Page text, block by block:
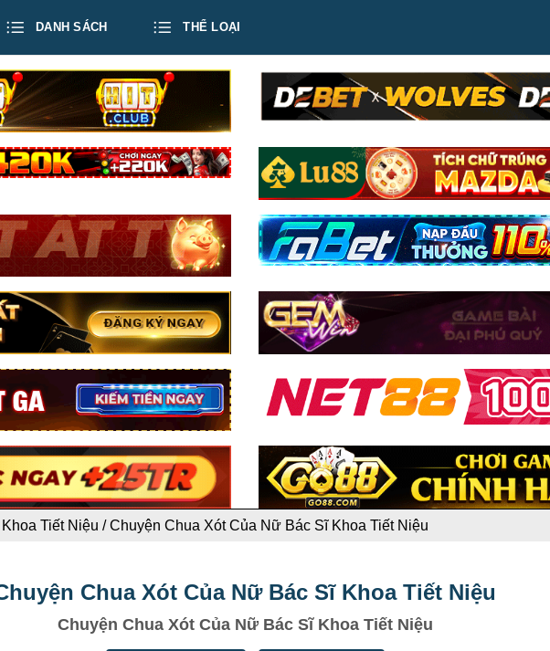
DANH SÁCH THỂ LOẠI
Tiết Niệu /Chuyện Chua Xót Của Nữ Bác Sĩ Khoa Tiết Niệu
Chua Xót Của Nữ Bác Sĩ Khoa Tiết Niệu
Chuyện Chua Xót Của Nữ Bác Sĩ Khoa Tiết Niệu